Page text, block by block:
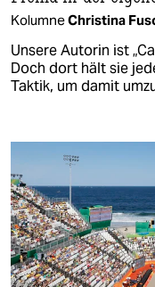
KolumneChristina
Unsere Autorin ist
Doch dort hält sie
Taktik, um damit